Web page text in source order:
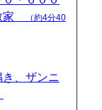
家
（約4分40
、ザンニ